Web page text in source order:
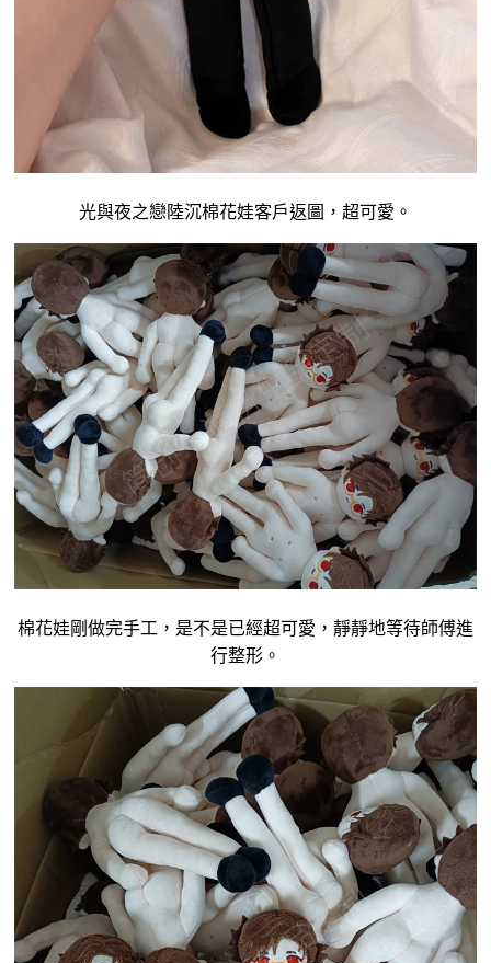
光與夜之戀陸沉棉花娃客戶返圖，超可愛。
棉花娃 剛做完手工，是不是已經超可愛，靜靜地等待師傅進
行整形。